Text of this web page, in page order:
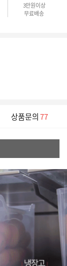
3만원이상
무료배송
상품문의77